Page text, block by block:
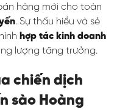
hàng mới cho toàn
. Sự thấu hiểu và sẻ
hợp tác kinh doanh
lượng tăng trưởng.
chiến dịch
sào Hoàng